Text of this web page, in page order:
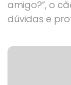
amigo?”, o
dúvidas e